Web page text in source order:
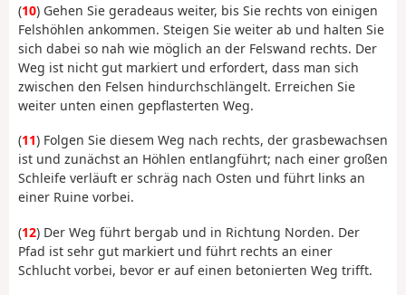
(10) Gehen Sie geradeaus weiter, bis Sie rechts von einigen
Felshöhlen ankommen. Steigen Sie weiter ab und halten Sie
sich dabei so nah wie möglich an der Felswand rechts. Der
Weg ist nicht gut markiert und erfordert, dass man sich
zwischen den Felsen hindurchschlängelt. Erreichen Sie
weiter unten einen gepflasterten Weg.
(11) Folgen Sie diesem Weg nach rechts, der grasbewachsen
ist und zunächst an Höhlen entlangführt; nach einer großen
Schleife verläuft er schräg nach Osten und führt links an
einer Ruine vorbei.
(12) Der Weg führt bergab und in Richtung Norden. Der
Pfad ist sehr gut markiert und führt rechts an einer
Schlucht vorbei, bevor er auf einen betonierten Weg trifft.